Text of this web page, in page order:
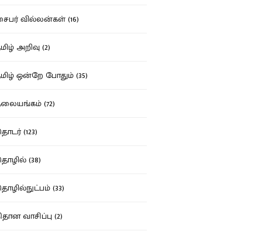
வில்லன்கள் (16)
அறிவு (2)
ஒன்றே போதும் (35)
(72)
(123)
(38)
(33)
வாசிப்பு (2)